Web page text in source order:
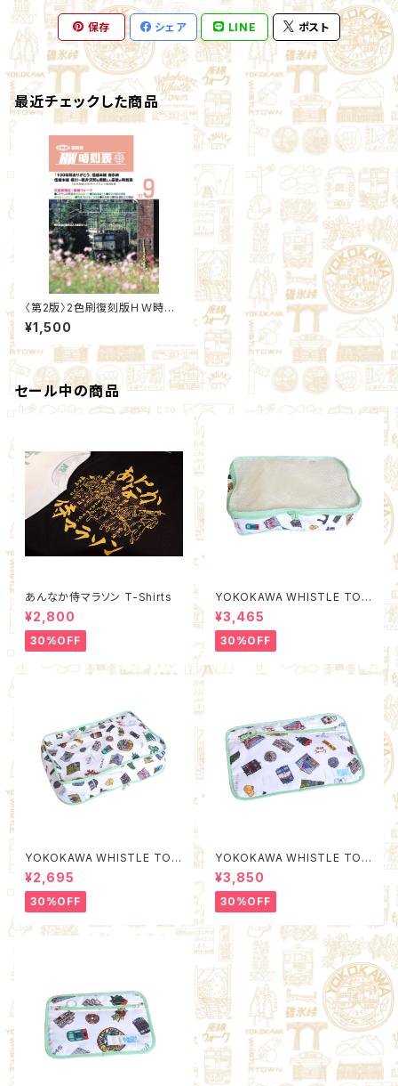
保存 シェア LINE ポスト
最近チェックした商品
〈第2版〉2色刷復刻版ＨＷ時刻
表
¥1,500
セール中の商品
あんなか侍マラソン T-Shirts
¥2,800
30%OFF
YOKOKAWA WHISTLE TOW
N Packing Organizer M (Qu
ality Control by EACHTIME.
¥3,465
30%OFF
YOKOKAWA WHISTLE TOW
N Packing Organizer S (Qu
ality Control by EACHTIME.
¥2,695
30%OFF
YOKOKAWA WHISTLE TOW
N Poach L (Quality Control
by EACHTIME. )
¥3,850
30%OFF